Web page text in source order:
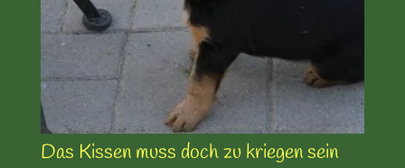
Das Kissen muss doch zu kriegen sein